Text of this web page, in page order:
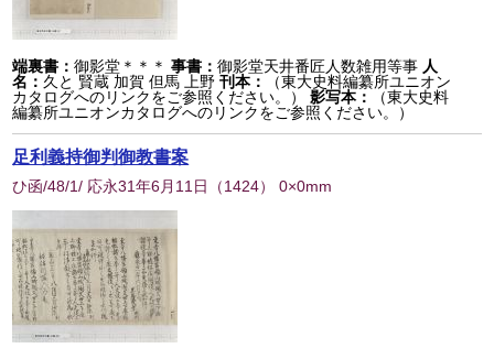
端裏書：御影堂＊＊＊ 事書：御影堂天井番匠人数雑用等事 人
名： 久と 賢蔵 加賀 但馬 上野 刊本：
（東大史料編纂所ユニオン
カタログへのリンクをご参照ください。）
影写本：
（東大史料
編纂所ユニオンカタログへのリンクをご参照ください。）
足利義持御判御教書案
ひ函/48/1/ 応永31年6月11日 （1424） 0×0mm